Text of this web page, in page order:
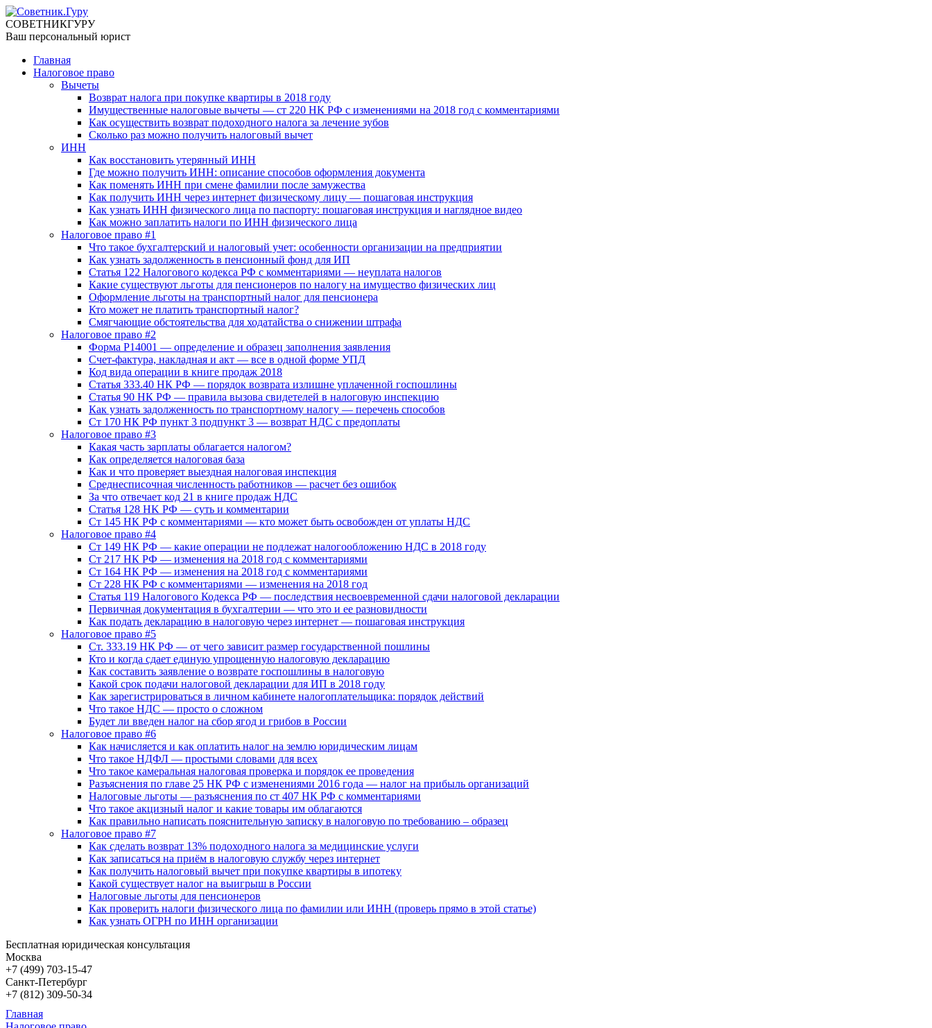
СОВЕТНИКГУРУ
Ваш персональный юрист
Главная
Налоговое право
Вычеты
Возврат налога при покупке квартиры в 2018 году
Имущественные налоговые вычеты — ст 220 НК РФ с изменениями на 2018 год с комментариями
Как осуществить возврат подоходного налога за лечение зубов
Сколько раз можно получить налоговый вычет
ИНН
Как восстановить утерянный ИНН
Где можно получить ИНН: описание способов оформления документа
Как поменять ИНН при смене фамилии после замужества
Как получить ИНН через интернет физическому лицу — пошаговая инструкция
Как узнать ИНН физического лица по паспорту: пошаговая инструкция и наглядное видео
Как можно заплатить налоги по ИНН физического лица
Налоговое право #1
Что такое бухгалтерский и налоговый учет: особенности организации на предприятии
Как узнать задолженность в пенсионный фонд для ИП
Статья 122 Налогового кодекса РФ с комментариями — неуплата налогов
Какие существуют льготы для пенсионеров по налогу на имущество физических лиц
Оформление льготы на транспортный налог для пенсионера
Кто может не платить транспортный налог?
Смягчающие обстоятельства для ходатайства о снижении штрафа
Налоговое право #2
Форма Р14001 — определение и образец заполнения заявления
Счет-фактура, накладная и акт — все в одной форме УПД
Код вида операции в книге продаж 2018
Статья 333.40 НК РФ — порядок возврата излишне уплаченной госпошлины
Статья 90 НК РФ — правила вызова свидетелей в налоговую инспекцию
Как узнать задолженность по транспортному налогу — перечень способов
Ст 170 НК РФ пункт 3 подпункт 3 — возврат НДС с предоплаты
Налоговое право #3
Какая часть зарплаты облагается налогом?
Как определяется налоговая база
Как и что проверяет выездная налоговая инспекция
Среднесписочная численность работников — расчет без ошибок
За что отвечает код 21 в книге продаж НДС
Статья 128 HK РФ — суть и комментарии
Ст 145 НК РФ с комментариями — кто может быть освобожден от уплаты НДС
Налоговое право #4
Ст 149 НК РФ — какие операции не подлежат налогообложению НДС в 2018 году
Ст 217 НК РФ — изменения на 2018 год с комментариями
Ст 164 НК РФ — изменения на 2018 год с комментариями
Ст 228 НК РФ с комментариями — изменения на 2018 год
Статья 119 Налогового Кодекса РФ — последствия несвоевременной сдачи налоговой декларации
Первичная документация в бухгалтерии — что это и ее разновидности
Как подать декларацию в налоговую через интернет — пошаговая инструкция
Налоговое право #5
Ст. 333.19 НК РФ — от чего зависит размер государственной пошлины
Кто и когда сдает единую упрощенную налоговую декларацию
Как составить заявление о возврате госпошлины в налоговую
Какой срок подачи налоговой декларации для ИП в 2018 году
Как зарегистрироваться в личном кабинете налогоплательщика: порядок действий
Что такое НДС — просто о сложном
Будет ли введен налог на сбор ягод и грибов в России
Налоговое право #6
Как начисляется и как оплатить налог на землю юридическим лицам
Что такое НДФЛ — простыми словами для всех
Что такое камеральная налоговая проверка и порядок ее проведения
Разъяснения по главе 25 НК РФ с изменениями 2016 года — налог на прибыль организаций
Налоговые льготы — разъяснения по ст 407 НК РФ с комментариями
Что такое акцизный налог и какие товары им облагаются
Как правильно написать пояснительную записку в налоговую по требованию – образец
Налоговое право #7
Как сделать возврат 13% подоходного налога за медицинские услуги
Как записаться на приём в налоговую службу через интернет
Как получить налоговый вычет при покупке квартиры в ипотеку
Какой существует налог на выигрыш в России
Налоговые льготы для пенсионеров
Как проверить налоги физического лица по фамилии или ИНН (проверь прямо в этой статье)
Как узнать ОГРН по ИНН организации
Бесплатная юридическая консультация
Москва
+7 (499) 703-15-47
Санкт-Петербург
+7 (812) 309-50-34
Главная